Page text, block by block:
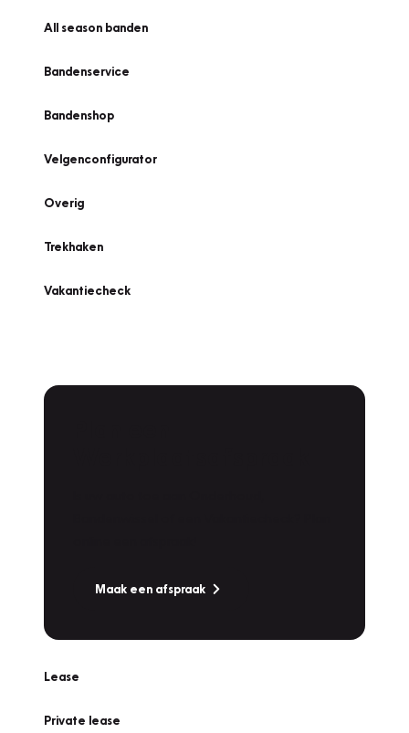
All season banden
Bandenservice
Bandenshop
Velgenconfigurator
Overig
Trekhaken
Vakantiecheck
Maak een afspraak
Lease
Private lease